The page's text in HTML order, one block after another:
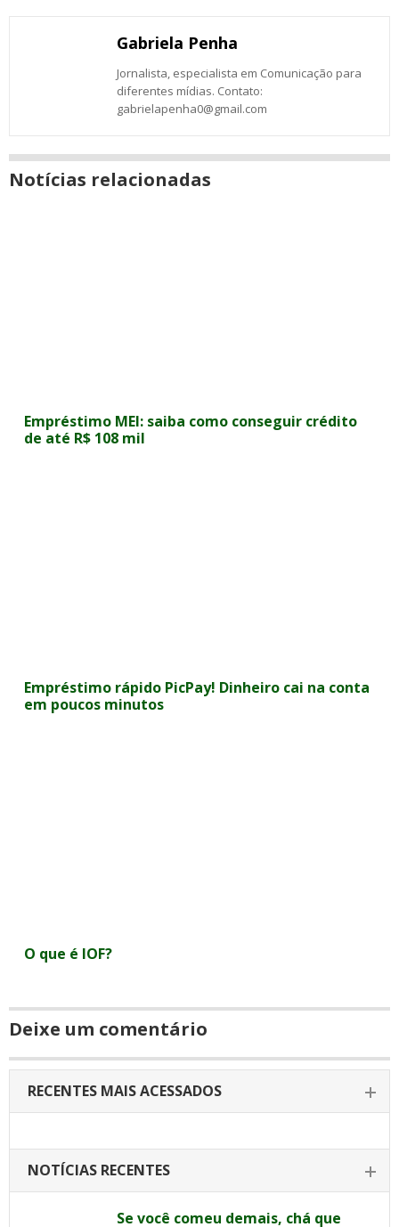
Gabriela Penha
Jornalista, especialista em Comunicação para
diferentes mídias. Contato:
gabrielapenha0@gmail.com
Notícias relacionadas
Empréstimo MEI: saiba como conseguir crédito
de até R$ 108 mil
Empréstimo rápido PicPay! Dinheiro cai na conta
em poucos minutos
O que é IOF?
Deixe um comentário
RECENTES MAIS ACESSADOS
NOTÍCIAS RECENTES
Se você comeu demais, chá que